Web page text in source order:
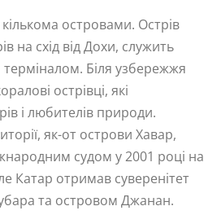
островами. Острів
на схід від Дохи, служить
Біля узбережжя
острівці, які
і любителів природи.
як-от острови Хавар,
судом у 2001 році на
Катар отримав суверенітет
та островом Джанан.